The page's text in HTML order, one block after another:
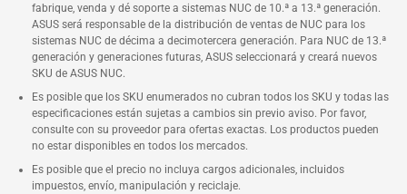
fabrique, venda y dé soporte a sistemas NUC de 10.ª a 13.ª generación.
ASUS será responsable de la distribución de ventas de NUC para los
sistemas NUC de décima a decimotercera generación. Para NUC de 13.ª
generación y generaciones futuras, ASUS seleccionará y creará nuevos
SKU de ASUS NUC.
Es posible que los SKU enumerados no cubran todos los SKU y todas las
especificaciones están sujetas a cambios sin previo aviso. Por favor,
consulte con su proveedor para ofertas exactas. Los productos pueden
no estar disponibles en todos los mercados.
Es posible que el precio no incluya cargos adicionales, incluidos
impuestos, envío, manipulación y reciclaje.